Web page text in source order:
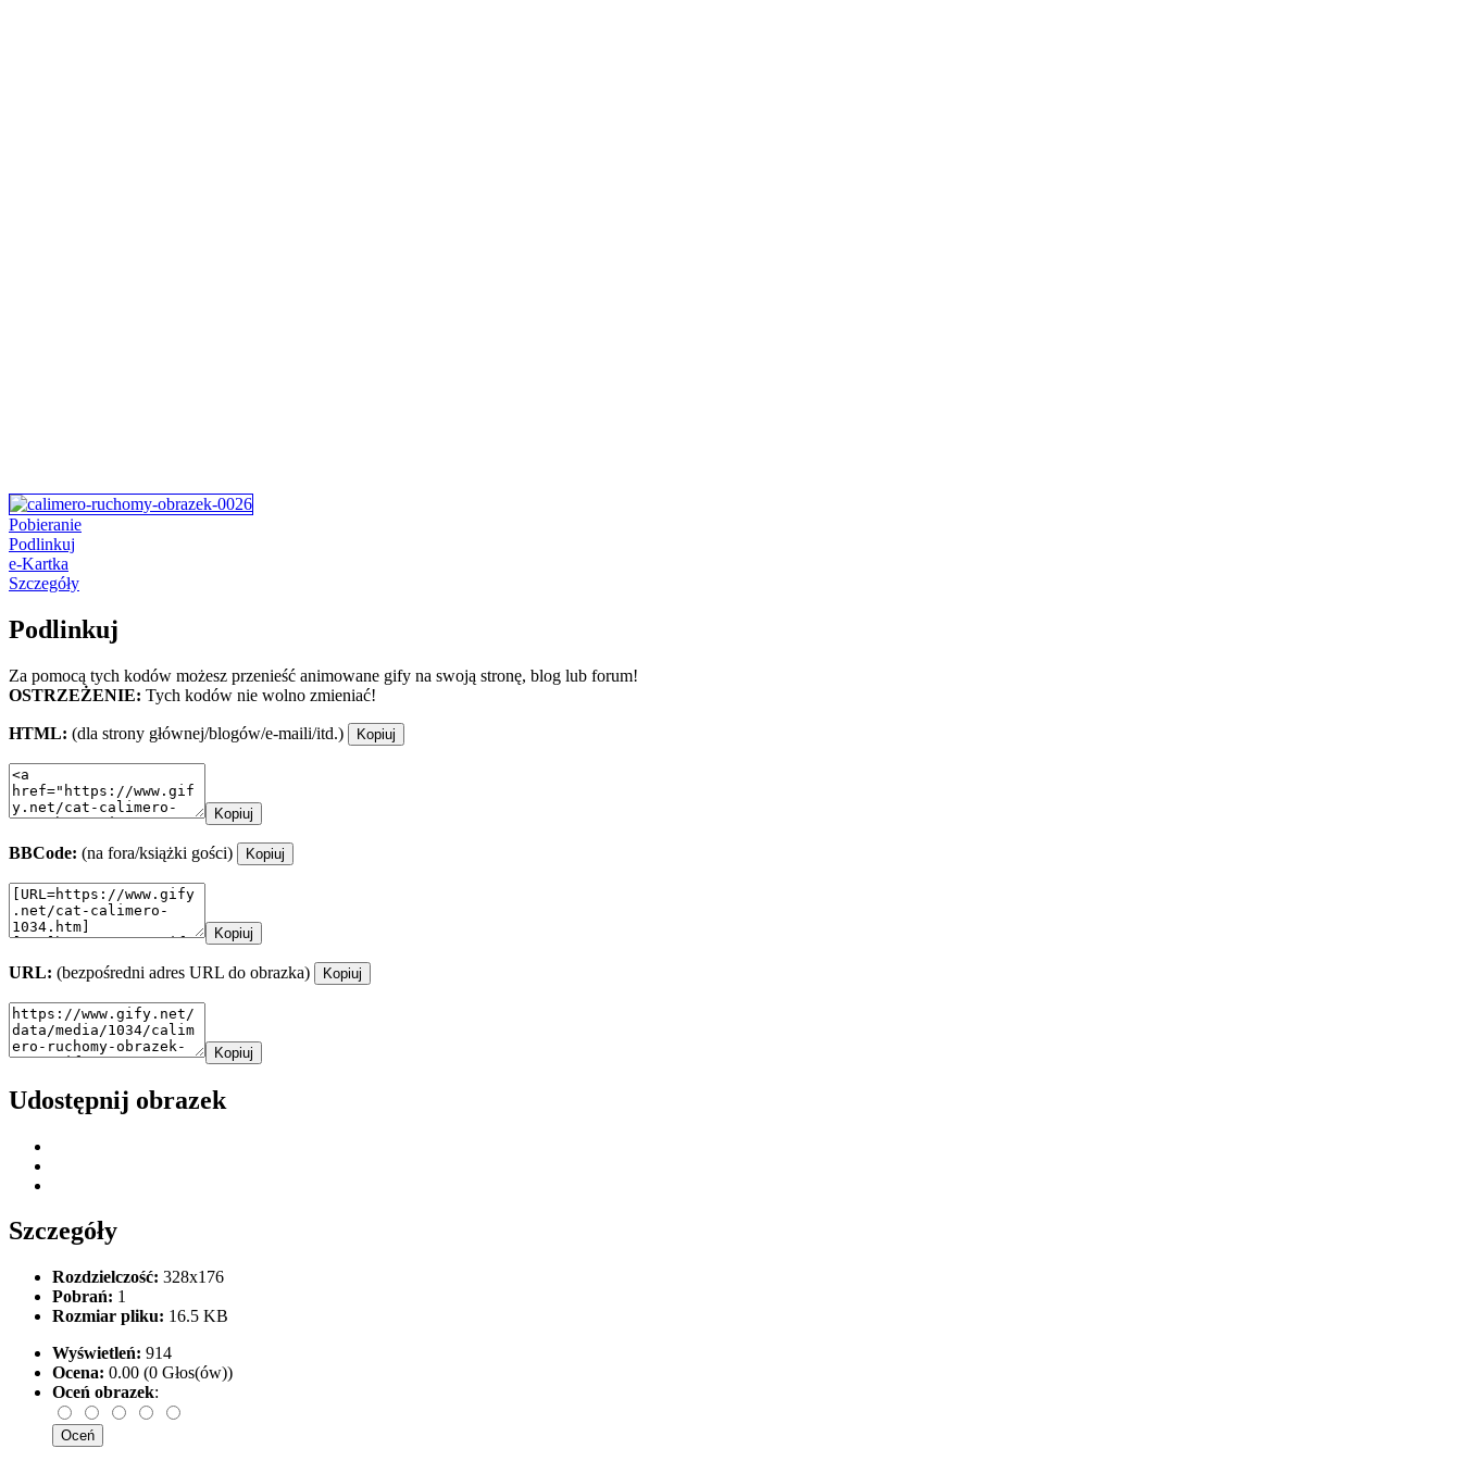
Pobieranie
Podlinkuj
e-Kartka
Szczegóły
Podlinkuj
Za pomocą tych kodów możesz przenieść animowane gify na swoją stronę, blog lub forum!
OSTRZEŻENIE: Tych kodów nie wolno zmieniać!
HTML: (dla strony głównej/blogów/e-maili/itd.) Kopiuj
Kopiuj
BBCode: (na fora/książki gości) Kopiuj
Kopiuj
URL: (bezpośredni adres URL do obrazka) Kopiuj
Kopiuj
Udostępnij obrazek
Szczegóły
Rozdzielczość: 328x176
Pobrań: 1
Rozmiar pliku: 16.5 KB
Wyświetleń: 914
Ocena: 0.00 (0 Głos(ów))
Oceń obrazek: